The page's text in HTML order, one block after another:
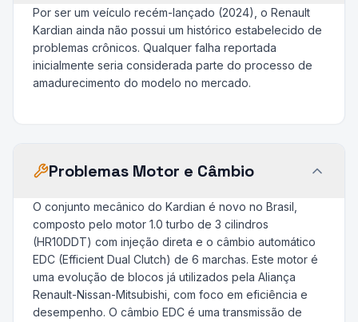
Por ser um veículo recém-lançado (2024), o Renault
Kardian ainda não possui um histórico estabelecido de
problemas crônicos. Qualquer falha reportada
inicialmente seria considerada parte do processo de
amadurecimento do modelo no mercado.
Problemas Motor e Câmbio
O conjunto mecânico do Kardian é novo no Brasil,
composto pelo motor 1.0 turbo de 3 cilindros
(HR10DDT) com injeção direta e o câmbio automático
EDC (Efficient Dual Clutch) de 6 marchas. Este motor é
uma evolução de blocos já utilizados pela Aliança
Renault-Nissan-Mitsubishi, com foco em eficiência e
desempenho. O câmbio EDC é uma transmissão de